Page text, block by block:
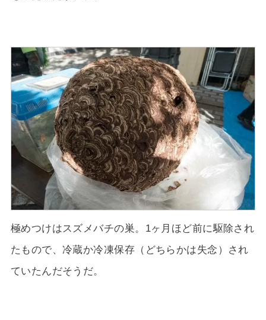
極めつけはスズメバチの巣。1ヶ月ほど前に駆除され
たもので、冷蔵か冷凍保存（どちらかは失念）され
ていたんだそうだ。